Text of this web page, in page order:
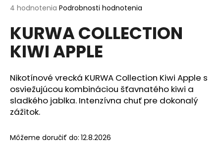
Priemerné
produktu
je
4,3
hviezdičiek.
4 hodnotenia Podrobnosti hodnotenia
KURWA COLLECTION
KIWI APPLE
Nikotínové vrecká KURWA Collection Kiwi Apple s
osviežujúcou kombináciou šťavnatého kiwi a
sladkého jablka. Intenzívna chuť pre dokonalý
zážitok.
Môžeme doručiť do: 12.8.2026
á
j
s
ť